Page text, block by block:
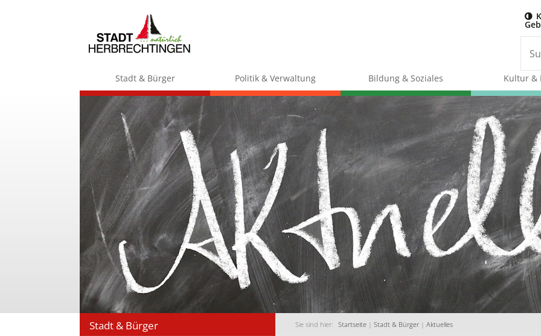
Stadt & Bürger Politik & Verwaltung Bildung & Soziales Kultur &
Stadt & Bürger Sie sind hier: Startseite | Stadt & Bürger | Aktuelles